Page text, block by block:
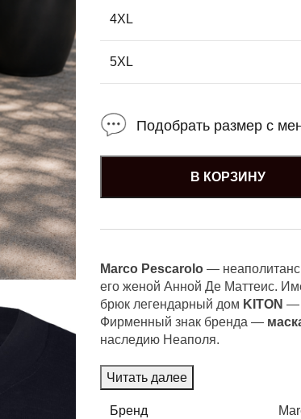
Marco Pescarolo —
его женой Анной Де Маттеис.
брюк легендарный дом KITON —
Фирменный знак бренда —
наследию Неаполя.
Читать далее
Бренд
4XL
5XL
Подобрать размер с
В КОРЗИНУ